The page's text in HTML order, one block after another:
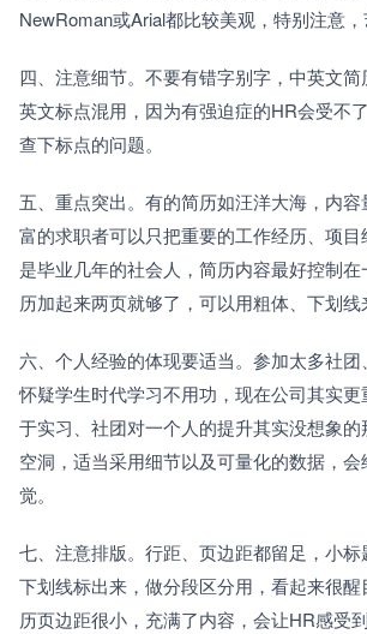
NewRoman或Arial都比较美观，特别注意，
四、注意细节。不要有错字别字，中英文
英文标点混用，因为有强迫症的HR会受不
查下标点的问题。
五、重点突出。有的简历如汪洋大海，内
富的求职者可以只把重要的工作经历、项
是毕业几年的社会人，简历内容最好控制
历加起来两页就够了，可以用粗体、下划线
六、个人经验的体现要适当。参加太多社
怀疑学生时代学习不用功，现在公司其实
于实习、社团对一个人的提升其实没想象
空洞，适当采用细节以及可量化的数据，
觉。
七、注意排版。行距、页边距都留足，小
下划线标出来，做分段区分用，看起来很
历页边距很小，充满了内容，会让HR感受